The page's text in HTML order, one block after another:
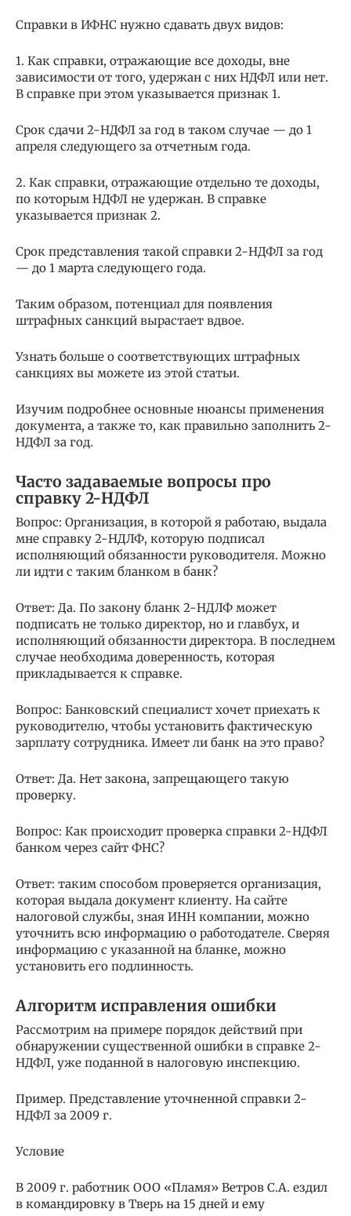
Справки в ИФНС нужно сдавать двух видов:
1. Как справки, отражающие все доходы, вне
зависимости от того, удержан с них НДФЛ или нет.
В справке при этом указывается признак 1.
Срок сдачи 2-НДФЛ за год в таком случае — до 1
апреля следующего за отчетным года.
2. Как справки, отражающие отдельно те доходы,
по которым НДФЛ не удержан. В справке
указывается признак 2.
Срок представления такой справки 2-НДФЛ за год
— до 1 марта следующего года.
Таким образом, потенциал для появления
штрафных санкций вырастает вдвое.
Узнать больше о соответствующих штрафных
санкциях вы можете из этой статьи.
Изучим подробнее основные нюансы применения
документа, а также то, как правильно заполнить 2-
НДФЛ за год.
Часто задаваемые вопросы про
справку 2-НДФЛ
Вопрос: Организация, в которой я работаю, выдала
мне справку 2-НДЛФ, которую подписал
исполняющий обязанности руководителя. Можно
ли идти с таким бланком в банк?
Ответ: Да. По закону бланк 2-НДЛФ может
подписать не только директор, но и главбух, и
исполняющий обязанности директора. В последнем
случае необходима доверенность, которая
прикладывается к справке.
Вопрос: Банковский специалист хочет приехать к
руководителю, чтобы установить фактическую
зарплату сотрудника. Имеет ли банк на это право?
Ответ: Да. Нет закона, запрещающего такую
проверку.
Вопрос: Как происходит проверка справки 2-НДФЛ
банком через сайт ФНС?
Ответ: таким способом проверяется организация,
которая выдала документ клиенту. На сайте
налоговой службы, зная ИНН компании, можно
уточнить всю информацию о работодателе. Сверяя
информацию с указанной на бланке, можно
установить его подлинность.
Алгоритм исправления ошибки
Рассмотрим на примере порядок действий при
обнаружении существенной ошибки в справке 2-
НДФЛ, уже поданной в налоговую инспекцию.
Пример. Представление уточненной справки 2-
НДФЛ за 2009 г.
Условие
В 2009 г. работник ООО «Пламя» Ветров С.А. ездил
в командировку в Тверь на 15 дней и ему